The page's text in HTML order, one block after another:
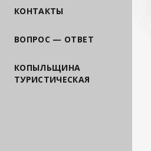
КОНТАКТЫ
ВОПРОС — ОТВЕТ
КОПЫЛЬЩИНА
ТУРИСТИЧЕСКАЯ